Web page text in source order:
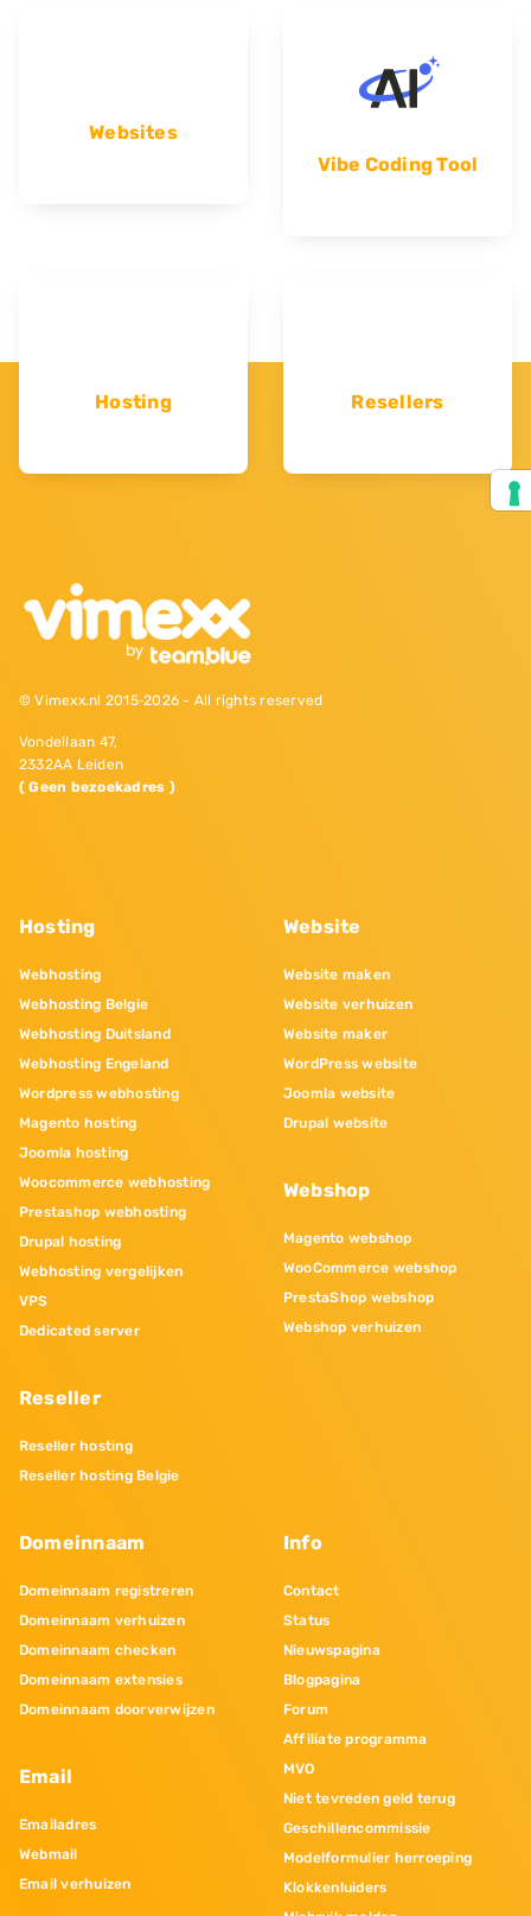
Websites
Vibe Coding Tool
Hosting Resellers
© Vimexx.nl 2015‐2026 - All rights reserved
Vondellaan 47,
2332AA Leiden
( Geen bezoekadres )
Hosting
Webhosting
Webhosting Belgie
Webhosting Duitsland
Webhosting Engeland
Wordpress webhosting
Magento hosting
Joomla hosting
Woocommerce webhosting
Prestashop webhosting
Drupal hosting
Webhosting vergelijken
VPS
Dedicated server
Reseller
Reseller hosting
Reseller hosting Belgie
Website
Website maken
Website verhuizen
Website maker
WordPress website
Joomla website
Drupal website
Webshop
Magento webshop
WooCommerce webshop
PrestaShop webshop
Webshop verhuizen
Domeinnaam
Domeinnaam registreren
Domeinnaam verhuizen
Domeinnaam checken
Domeinnaam extensies
Domeinnaam doorverwijzen
Email
Emailadres
Webmail
Email verhuizen
Info
Contact
Status
Nieuwspagina
Blogpagina
Forum
Affiliate programma
MVO
Niet tevreden geld terug
Geschillencommissie
Modelformulier herroeping
Klokkenluiders